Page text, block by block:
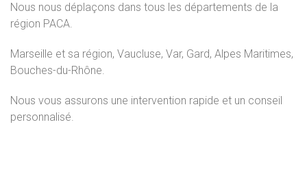
Nous nous déplaçons dans tous les départements de la
région PACA.
Marseille et sa région, Vaucluse, Var, Gard, Alpes Maritimes,
Bouches-du-Rhône.
Nous vous assurons une intervention rapide et un conseil
personnalisé.